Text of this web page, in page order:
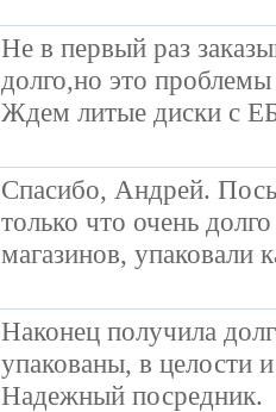
Не в первый раз
долго,но это
Ждем литые диски с
Спасибо, Андрей.
только что очень
магазинов, упаковали
Наконец получила
упакованы, в целости
Надежный посредник.